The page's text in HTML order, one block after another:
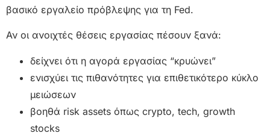
βασικό εργαλείο πρόβλεψης για τη Fed.
Αν οι ανοιχτές θέσεις εργασίας πέσουν ξανά:
δείχνει ότι η αγορά εργασίας “κρυώνει”
ενισχύει τις πιθανότητες για επιθετικότερο κύκλο
μειώσεων
βοηθά risk assets όπως crypto, tech, growth
stocks